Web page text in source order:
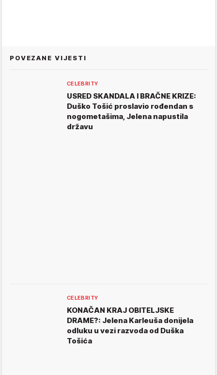
POVEZANE VIJESTI
CELEBRITY
USRED SKANDALA I BRAČNE KRIZE:
Duško Tošić proslavio rođendan s
nogometašima, Jelena napustila
državu
CELEBRITY
KONAČAN KRAJ OBITELJSKE
DRAME?: Jelena Karleuša donijela
odluku u vezi razvoda od Duška
Tošića